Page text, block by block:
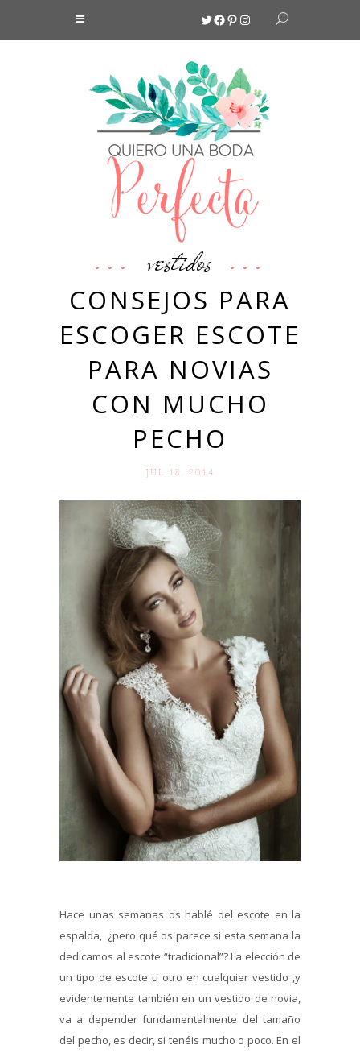
Twitter
Facebook
Pinterest
Instagram
vestidos
CONSEJOS PARA
ESCOGER ESCOTE
PARA NOVIAS
CON MUCHO
PECHO
JUL 18. 2014
Hace unas semanas os hablé del escote en la
espalda, ¿pero qué os parece si esta semana la
dedicamos al escote “tradicional”? La elección de
un tipo de escote u otro en cualquier vestido ,y
evidentemente también en un vestido de novia,
va a depender fundamentalmente del tamaño
del pecho, es decir, si tenéis mucho o poco. En el